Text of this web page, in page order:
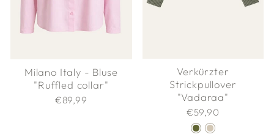
Milano Italy - Bluse
"Ruffled collar"
€89,99
Verkürzter
Strickpullover
"Vadaraa"
€59,90